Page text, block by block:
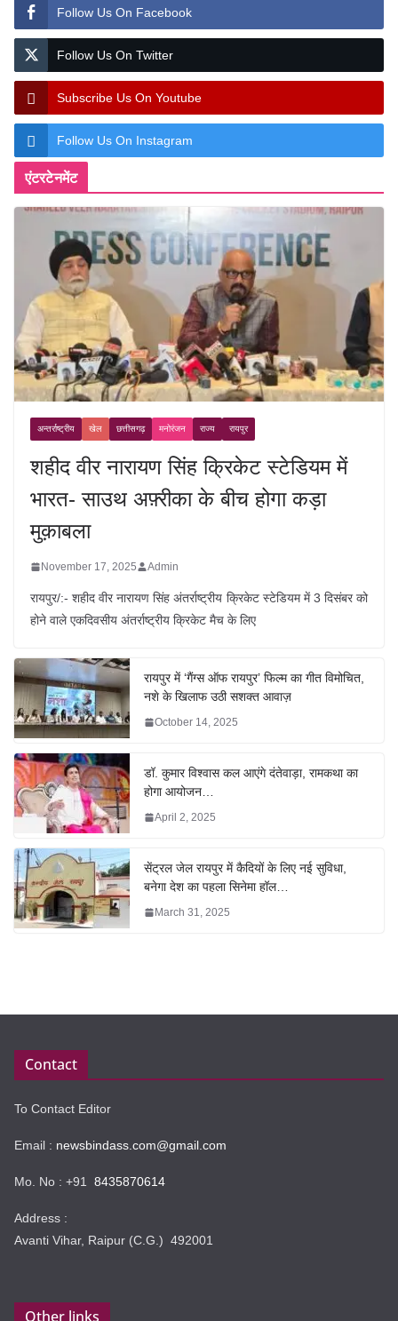
Follow Us On Facebook
Follow Us On Twitter
Subscribe Us On Youtube
Follow Us On Instagram
एंटरटेनमेंट
अन्तर्राष्ट्रीय खेल छत्तीसगढ़ मनोरंजन राज्य रायपुर
शहीद वीर नारायण सिंह क्रिकेट स्टेडियम में
भारत- साउथ अफ़्रीका के बीच होगा कड़ा
मुक़ाबला
November 17, 2025 Admin
रायपुर/:- शहीद वीर नारायण सिंह अंतर्राष्ट्रीय क्रिकेट स्टेडियम में 3 दिसंबर को
होने वाले एकदिवसीय अंतर्राष्ट्रीय क्रिकेट मैच के लिए
रायपुर में ‘गैंग्स ऑफ रायपुर’ फिल्म का गीत विमोचित,
नशे के खिलाफ उठी सशक्त आवाज़
October 14, 2025
डॉ. कुमार विश्वास कल आएंगे दंतेवाड़ा, रामकथा का
होगा आयोजन…
April 2, 2025
सेंट्रल जेल रायपुर में कैदियों के लिए नई सुविधा,
बनेगा देश का पहला सिनेमा हॉल…
March 31, 2025
Contact
To Contact Editor
Email : newsbindass.com@gmail.com
Mo. No : +91 8435870614
Address :
Avanti Vihar, Raipur (C.G.) 492001
Other links